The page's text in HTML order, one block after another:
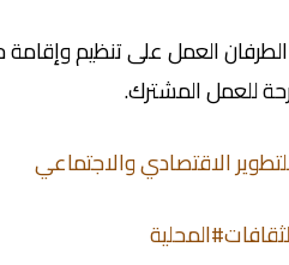
العمل على تنظيم
للعمل المشترك.
الاقتصادي والاجتماعي
#المحلية